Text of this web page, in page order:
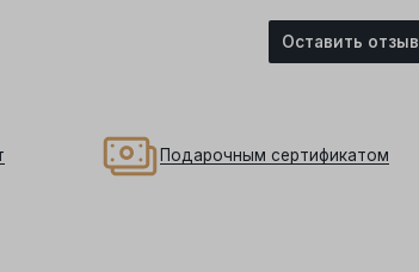
Подарочным сертификатом
Оставить отзыв